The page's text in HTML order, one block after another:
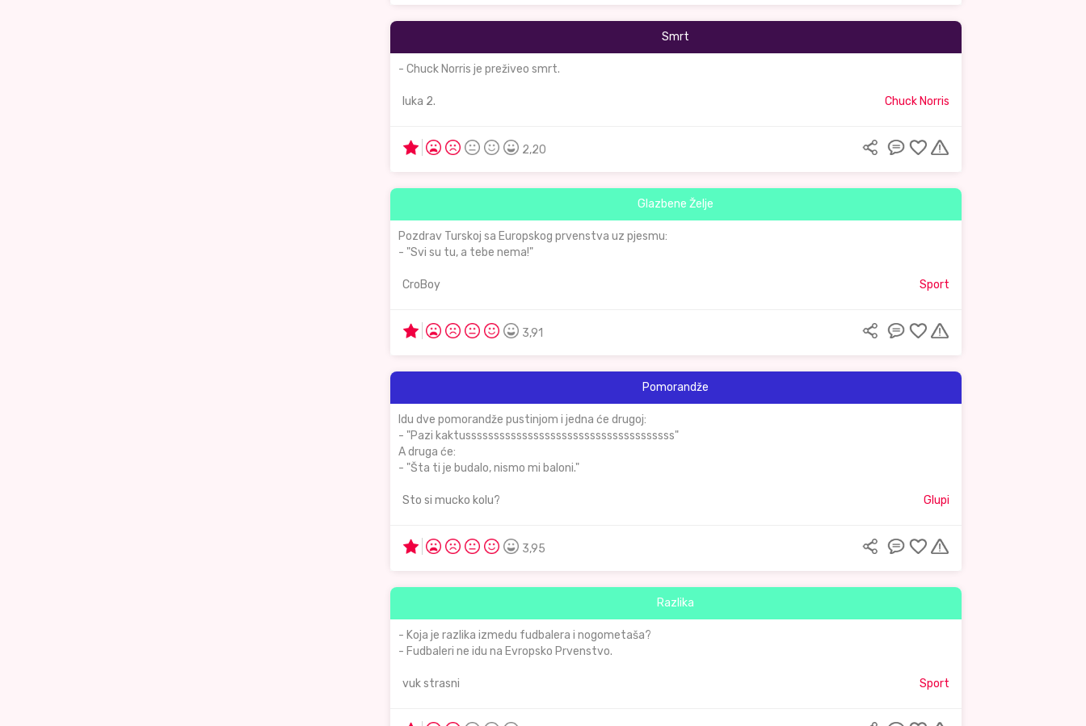
Smrt
- Chuck Norris je preživeo smrt.
luka 2. Chuck Norris
2,20
Glazbene Želje
Pozdrav Turskoj sa Europskog prvenstva uz pjesmu:
- "Svi su tu, a tebe nema!"
CroBoy Sport
3,91
Pomorandže
Idu dve pomorandže pustinjom i jedna će drugoj:
- "Pazi kaktusssssssssssssssssssssssssssssssssssss"
A druga će:
- "Šta ti je budalo, nismo mi baloni."
Sto si mucko kolu? Glupi
3,95
Razlika
- Koja je razlika izmedu fudbalera i nogometaša?
- Fudbaleri ne idu na Evropsko Prvenstvo.
vuk strasni Sport